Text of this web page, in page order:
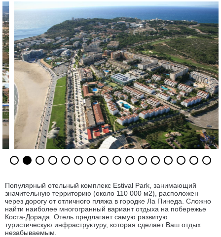
Популярный отельный комплекс Estival Park, занимающий
значительную территорию (около 110 000 м2), расположен
через дорогу от отличного пляжа в городке Ла Пинеда. Сложно
найти наиболее многогранный вариант отдыха на побережье
Коста-Дорада. Отель предлагает самую развитую
туристическую инфраструктуру, которая сделает Ваш отдых
незабываемым.